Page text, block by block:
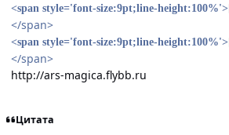
<span style='font-size:9pt;line-height:100%'>
</span>
<span style='font-size:9pt;line-height:100%'>
</span>
http://ars-magica.flybb.ru
Цитата